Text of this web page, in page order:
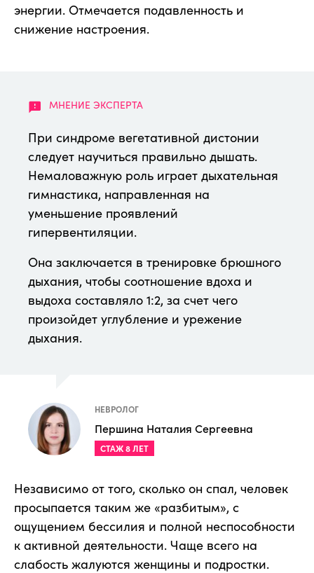
энергии. Отмечается подавленность и
снижение настроения.
При синдроме вегетативной дистонии
следует научиться правильно дышать.
Немаловажную роль играет дыхательная
гимнастика, направленная на
уменьшение проявлений
гипервентиляции.
Она заключается в тренировке брюшного
дыхания, чтобы соотношение вдоха и
выдоха составляло 1:2, за счет чего
произойдет углубление и урежение
дыхания.
НЕВРОЛОГ
Першина Наталия Сергеевна
СТАЖ 8 ЛЕТ
Независимо от того, сколько он спал, человек
просыпается таким же «разбитым», с
ощущением бессилия и полной неспособности
к активной деятельности. Чаще всего на
слабость жалуются женщины и подростки.